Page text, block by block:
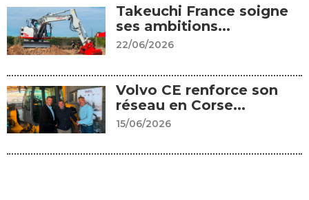
Takeuchi France soigne
ses ambitions...
22/06/2026
Volvo CE renforce son
réseau en Corse...
15/06/2026